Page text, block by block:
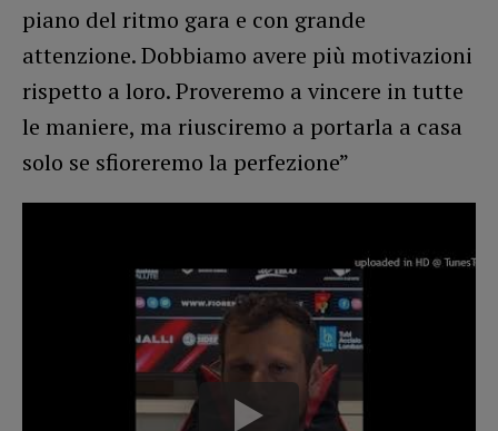
piano del ritmo gara e con grande
attenzione. Dobbiamo avere più motivazioni
rispetto a loro. Proveremo a vincere in tutte
le maniere, ma riusciremo a portarla a casa
solo se sfioreremo la perfezione”